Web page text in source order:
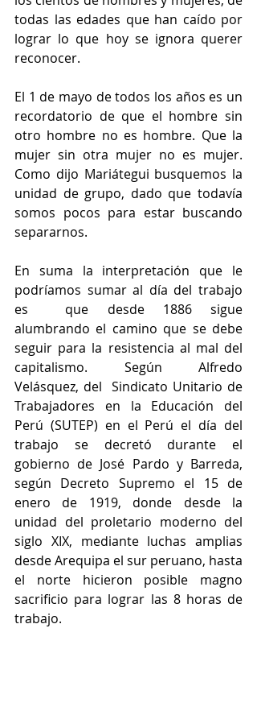
todas las edades que han caído por
lograr lo que hoy se ignora querer
reconocer.
El 1 de mayo de todos los años es un
recordatorio de que el hombre sin
otro hombre no es hombre. Que la
mujer sin otra mujer no es mujer.
Como dijo Mariátegui busquemos la
unidad de grupo, dado que todavía
somos pocos para estar buscando
separarnos.
En suma la interpretación que le
podríamos sumar al día del trabajo
es  que desde 1886 sigue
alumbrando el camino que se debe
seguir para la resistencia al mal del
capitalismo. Según Alfredo
Velásquez, del  Sindicato Unitario de
Trabajadores en la Educación del
Perú (SUTEP) en el Perú el día del
trabajo se decretó durante el
gobierno de José Pardo y Barreda,
según Decreto Supremo el 15 de
enero de 1919, donde desde la
unidad del proletario moderno del
siglo XIX, mediante luchas amplias
desde Arequipa el sur peruano, hasta
el norte hicieron posible magno
sacrificio para lograr las 8 horas de
trabajo.